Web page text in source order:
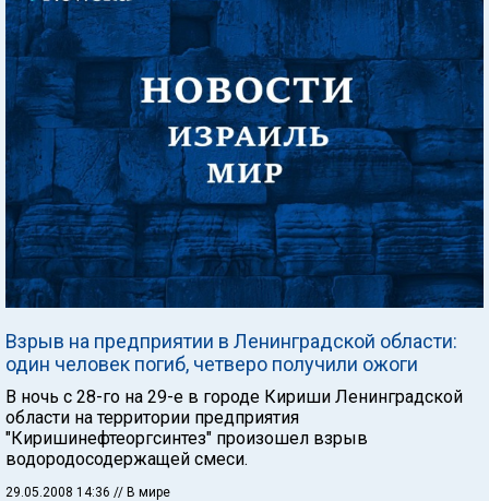
Взрыв на предприятии в Ленинградской области:
один человек погиб, четверо получили ожоги
В ночь с 28-го на 29-е в городе Кириши Ленинградской
области на территории предприятия
"Киришинефтеоргсинтез" произошел взрыв
водородосодержащей смеси.
29.05.2008 14:36 // В мире